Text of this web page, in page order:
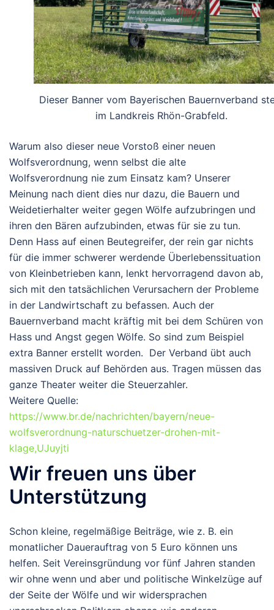
Dieser Banner vom Bayerischen Bauernverband
im Landkreis Rhön-Grabfeld.
Warum also dieser neue Vorstoß einer neuen
Wolfsverordnung, wenn selbst die alte
Wolfsverordnung nie zum Einsatz kam? Unserer
Meinung nach dient dies nur dazu, die Bauern und
Weidetierhalter weiter gegen Wölfe aufzubringen und
ihren den Bären aufzubinden, etwas für sie zu tun.
Denn Hass auf einen Beutegreifer, der rein gar nichts
für die immer schwerer werdende Überlebenssituation
von Kleinbetrieben kann, lenkt hervorragend davon ab,
sich mit den tatsächlichen Verursachern der Probleme
in der Landwirtschaft zu befassen. Auch der
Bauernverband macht kräftig mit bei dem Schüren von
Hass und Angst gegen Wölfe. So sind zum Beispiel
extra Banner erstellt worden. Der Verband übt auch
massiven Druck auf Behörden aus. Tragen müssen das
ganze Theater weiter die Steuerzahler.
Weitere Quelle:
https://www.br.de/nachrichten/bayern/neue-
wolfsverordnung-naturschuetzer-drohen-mit-
klage,UJuyjti
Wir freuen uns über
Unterstützung
Schon kleine, regelmäßige Beiträge, wie z. B. ein
monatlicher Dauerauftrag von 5 Euro können uns
helfen. Seit Vereinsgründung vor fünf Jahren standen
wir ohne wenn und aber und politische Winkelzüge auf
der Seite der Wölfe und wir widersprachen